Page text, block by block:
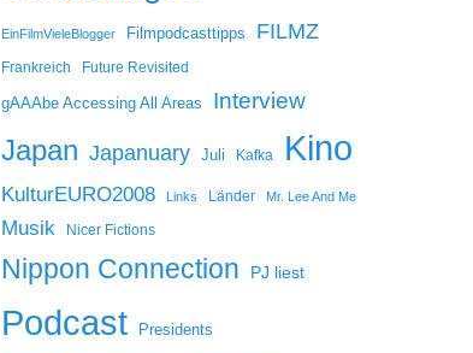
EinFilmVieleBlogger Filmpodcasttipps FILMZ
Frankreich Future Revisited
gAAAbe Accessing All Areas Interview
Japan Japanuary Juli Kafka Kino
KulturEURO2008 Links Länder Mr. Lee And Me
Musik Nicer Fictions
Nippon Connection PJ liest
Podcast Presidents